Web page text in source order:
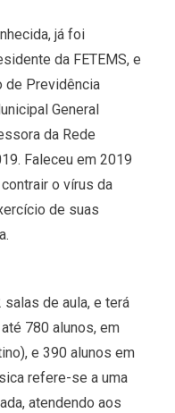
já foi
da FETEMS, e
de Previdência
General
da Rede
Faleceu em 2019
o vírus da
de suas
de aula, e terá
780 alunos, em
e 390 alunos em
refere-se a uma
atendendo aos